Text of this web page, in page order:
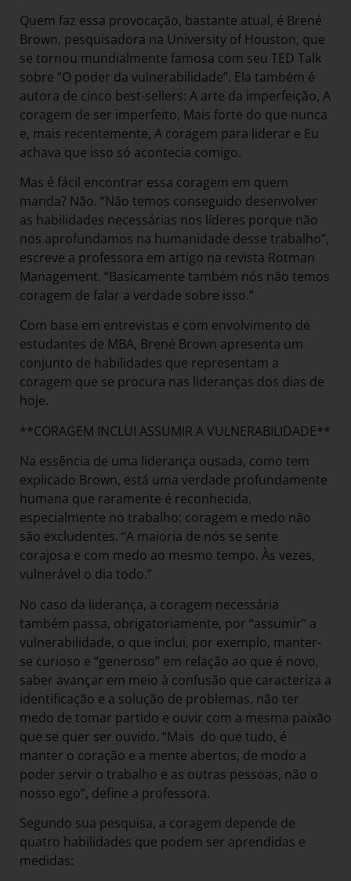
Quem faz essa provocação, bastante atual, é Brené
Brown, pesquisadora na University of Houston, que
se tornou mundialmente famosa com seu TED Talk
sobre “O poder da vulnerabilidade”. Ela também é
autora de cinco best-sellers: A arte da imperfeição, A
coragem de ser imperfeito, Mais forte do que nunca
e, mais recentemente, A coragem para liderar e Eu
achava que isso só acontecia comigo.
Mas é fácil encontrar essa coragem em quem
manda? Não. “Não temos conseguido desenvolver
as habilidades necessárias nos líderes porque não
nos aprofundamos na humanidade desse trabalho”,
escreve a professora em artigo na revista Rotman
Management. “Basicamente também nós não temos
coragem de falar a verdade sobre isso.”
Com base em entrevistas e com envolvimento de
estudantes de MBA, Brené Brown apresenta um
conjunto de habilidades que representam a
coragem que se procura nas lideranças dos dias de
hoje.
**CORAGEM INCLUI ASSUMIR A VULNERABILIDADE**
Na essência de uma liderança ousada, como tem
explicado Brown, está uma verdade profundamente
humana que raramente é reconhecida,
especialmente no trabalho: coragem e medo não
são excludentes. “A maioria de nós se sente
corajosa e com medo ao mesmo tempo. Às vezes,
vulnerável o dia todo.”
No caso da liderança, a coragem necessária
também passa, obrigatoriamente, por “assumir” a
vulnerabilidade, o que inclui, por exemplo, manter-
se curioso e “generoso” em relação ao que é novo,
saber avançar em meio à confusão que caracteriza a
identificação e a solução de problemas, não ter
medo de tomar partido e ouvir com a mesma paixão
que se quer ser ouvido. “Mais do que tudo, é
manter o coração e a mente abertos, de modo a
poder servir o trabalho e as outras pessoas, não o
nosso ego”, define a professora.
Segundo sua pesquisa, a coragem depende de
quatro habilidades que podem ser aprendidas e
medidas: